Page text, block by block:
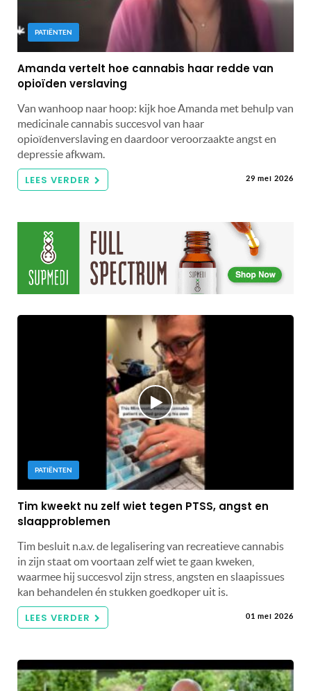
PATIËNTEN
Amanda vertelt hoe cannabis haar redde van
opioïden verslaving
Van wanhoop naar hoop: kijk hoe Amanda met behulp van
medicinale cannabis succesvol van haar
opioïdenverslaving en daardoor veroorzaakte angst en
depressie afkwam.
LEES VERDER 29 mei 2026
PATIËNTEN
Tim kweekt nu zelf wiet tegen PTSS, angst en
slaapproblemen
Tim besluit n.a.v. de legalisering van recreatieve cannabis
in zijn staat om voortaan zelf wiet te gaan kweken,
waarmee hij succesvol zijn stress, angsten en slaapissues
kan behandelen én stukken goedkoper uit is.
LEES VERDER 01 mei 2026